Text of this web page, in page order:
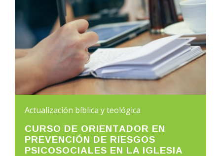
Actualización bíblica y teológica
CURSO DE ORIENTADOR EN
PREVENCIÓN DE RIESGOS
PSICOSOCIALES EN LA IGLESIA